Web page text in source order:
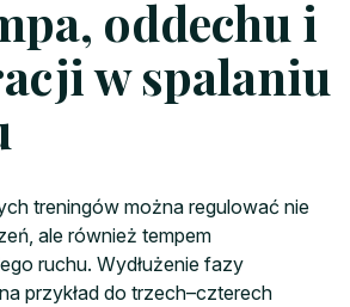
oddechu i
w spalaniu
treningów można regulować nie
ale również tempem
ruchu. Wydłużenie fazy
przykład do trzech–czterech